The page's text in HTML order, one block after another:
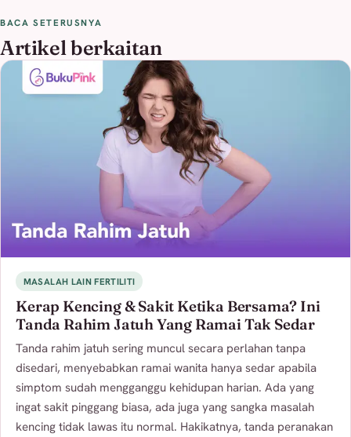
BACA SETERUSNYA
Artikel berkaitan
MASALAH LAIN FERTILITI
Kerap Kencing & Sakit Ketika Bersama? Ini
Tanda Rahim Jatuh Yang Ramai Tak Sedar
Tanda rahim jatuh sering muncul secara perlahan tanpa
disedari, menyebabkan ramai wanita hanya sedar apabila
simptom sudah mengganggu kehidupan harian. Ada yang
ingat sakit pinggang biasa, ada juga yang sangka masalah
kencing tidak lawas itu normal. Hakikatnya, tanda peranakan